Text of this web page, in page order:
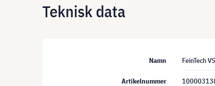
Teknisk data
Namn FeinTech
Artikelnummer